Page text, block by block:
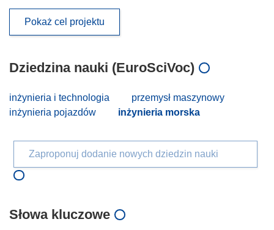
Pokaż cel projektu
Dziedzina nauki (EuroSciVoc)
inżynieria i technologia
przemysł maszynowy
inżynieria pojazdów
inżynieria morska
Zaproponuj dodanie nowych dziedzin nauki
Słowa kluczowe